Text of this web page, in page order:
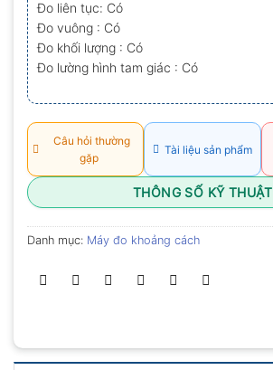
5
sao
Đo liên tục: Có
Đo vuông : Có
Đo khối lượng : Có
Đo lường hình tam giác : Có
Câu hỏi thường
gặp
Tài liệu sản phẩm
THÔNG SỐ KỸ THUẬT
Danh mục: Máy đo khoảng cách